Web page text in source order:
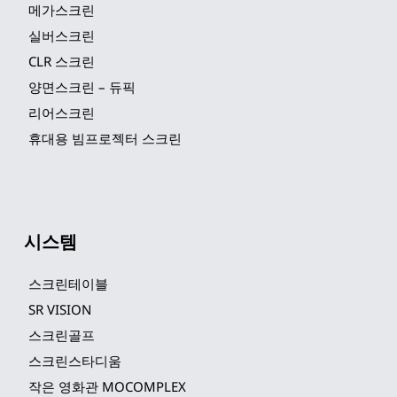
메가스크린
실버스크린
CLR 스크린
양면스크린 – 듀픽
리어스크린
휴대용 빔프로젝터 스크린
시스템
스크린테이블
SR VISION
스크린골프
스크린스타디움
작은 영화관 MOCOMPLEX